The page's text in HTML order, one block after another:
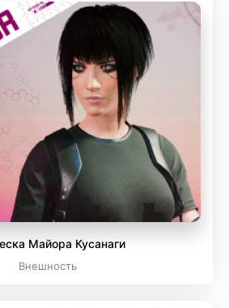
Майора Кусанаги
Внешность